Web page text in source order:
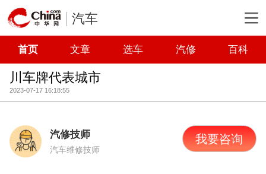
汽车
首页 文章 选车 汽修 百科
川车牌代表城市
2023-07-17 16:18:55
汽修技师
汽车维修技师
我要咨询